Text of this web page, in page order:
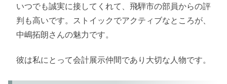
いつでも誠実に接してくれて、飛騨市の部員からの評
判も高いです。ストイックでアクティブなところが、
中嶋拓朗さんの魅力です。
彼は私にとって会計展示仲間であり大切な人物です。